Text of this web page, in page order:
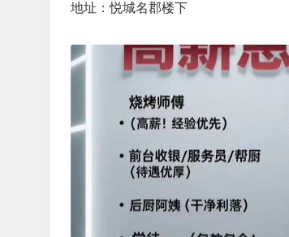
地址：悦城名郡楼下